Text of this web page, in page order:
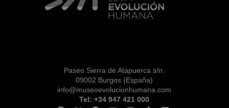
Paseo Sierra de Atapuerca s/n.
09002 Burgos (España)
info@museoevolucionhumana.com
Tel: +34 947 421 000